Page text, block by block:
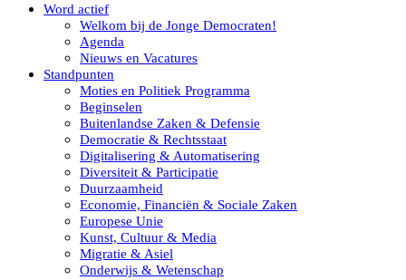
Word actief
Welkom bij de Jonge Democraten!
Agenda
Nieuws en Vacatures
Standpunten
Moties en Politiek Programma
Beginselen
Buitenlandse Zaken & Defensie
Democratie & Rechtsstaat
Digitalisering & Automatisering
Diversiteit & Participatie
Duurzaamheid
Economie, Financiën & Sociale Zaken
Europese Unie
Kunst, Cultuur & Media
Migratie & Asiel
Onderwijs & Wetenschap